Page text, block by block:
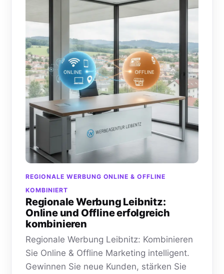
REGIONALE WERBUNG ONLINE & OFFLINE
KOMBINIERT
Regionale Werbung Leibnitz:
Online und Offline erfolgreich
kombinieren
Regionale Werbung Leibnitz: Kombinieren
Sie Online & Offline Marketing intelligent.
Gewinnen Sie neue Kunden, stärken Sie